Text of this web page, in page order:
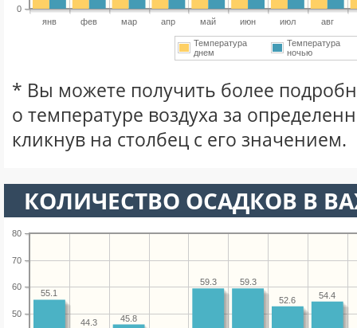
янв фев мар апр май июн июл авг
0
Температура
днем
Температура
ночью
* Вы можете получить более
о температуре воздуха за
кликнув на столбец с его значением.
КОЛИЧЕСТВО ОСАДКОВ В
50
60
70
80
54.4
52.6
59.3
59.3
45.8
44.3
55.1